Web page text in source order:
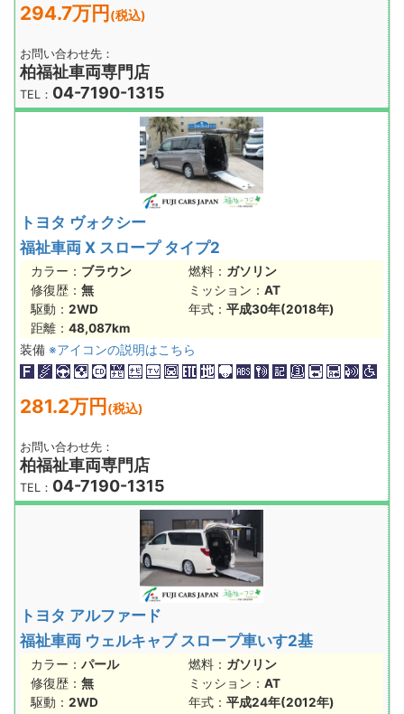
294.7万円 (税込)
お問い合わせ先：
柏福祉車両専門店
TEL： 04-7190-1315
トヨタ ヴォクシー
福祉車両 X スロープ タイプ2
カラー： ブラウン 燃料： ガソリン
修復歴： 無 ミッション： AT
駆動： 2WD 年式： 平成30年(2018年)
距離： 48,087km
装備 ※アイコンの説明はこちら
281.2万円 (税込)
お問い合わせ先：
柏福祉車両専門店
TEL： 04-7190-1315
トヨタ アルファード
福祉車両 ウェルキャブ スロープ車いす2基
カラー： パール 燃料： ガソリン
修復歴： 無 ミッション： AT
駆動： 2WD 年式： 平成24年(2012年)